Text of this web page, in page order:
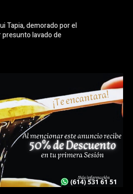
Tapia, demorado por el
presunto lavado de